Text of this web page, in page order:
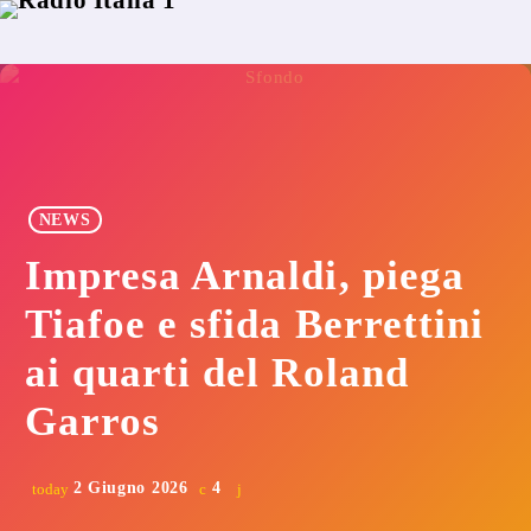
NEWS
Impresa Arnaldi, piega
Tiafoe e sfida Berrettini
ai quarti del Roland
Garros
today 2 Giugno 2026 4